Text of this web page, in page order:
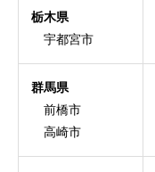
栃木県
宇都宮市
群馬県
前橋市
高崎市